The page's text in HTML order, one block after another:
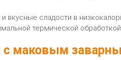
сладости в
термической
с маковым